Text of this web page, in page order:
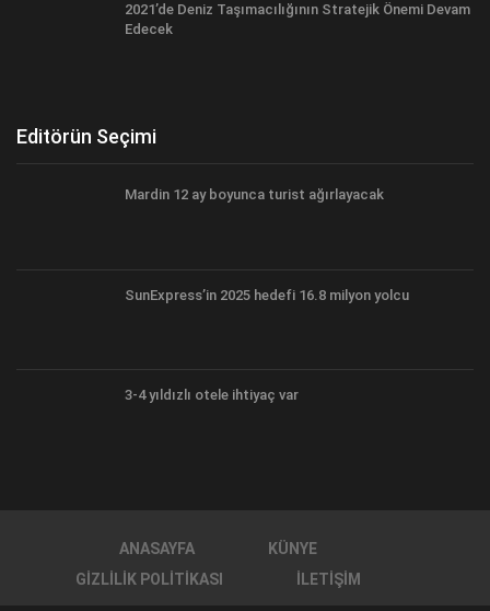
2021’de Deniz Taşımacılığının Stratejik Önemi Devam
Edecek
Editörün Seçimi
Mardin 12 ay boyunca turist ağırlayacak
SunExpress’in 2025 hedefi 16.8 milyon yolcu
3-4 yıldızlı otele ihtiyaç var
ANASAYFA
KÜNYE
GIZLILIK POLITIKASI
İLETIŞIM